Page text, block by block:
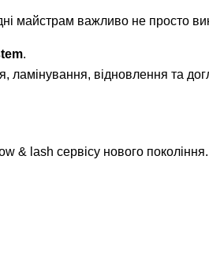
майстрам важливо не просто
.
відновлення та
& lash сервісу нового